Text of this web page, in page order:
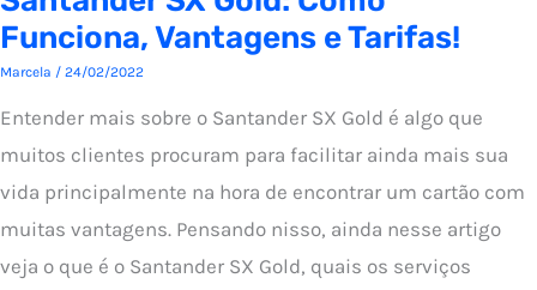
Funciona, Vantagens e Tarifas!
Marcela / 24/02/2022
Entender mais sobre o Santander SX Gold é algo que
muitos clientes procuram para facilitar ainda mais sua
vida principalmente na hora de encontrar um cartão com
muitas vantagens. Pensando nisso, ainda nesse artigo
veja o que é o Santander SX Gold, quais os serviços